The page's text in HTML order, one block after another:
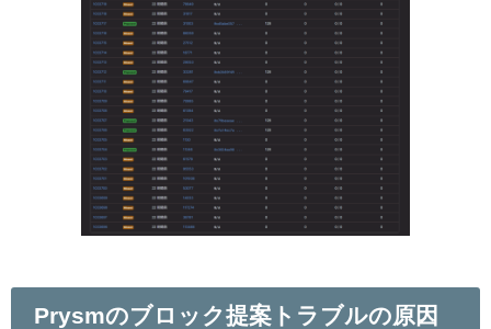
Prysmのブロック提案トラブルの原因